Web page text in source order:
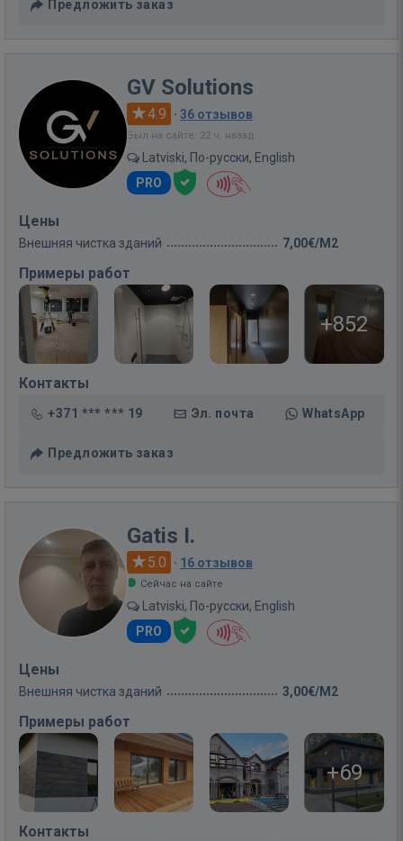
Предложить заказ
GV Solutions
4.9 · 36 отзывов
Был на сайте: 22 ч. назад
Latviski, По-русски, English
PRO
Цены
Внешняя чистка зданий 7,00€/M2
Примеры работ
+852
Контакты
+371 *** *** 19 Эл. почта WhatsApp
Предложить заказ
Gatis I.
5.0 · 16 отзывов
Сейчас на сайте
Latviski, По-русски, English
PRO
Цены
Внешняя чистка зданий 3,00€/M2
Примеры работ
+69
Контакты